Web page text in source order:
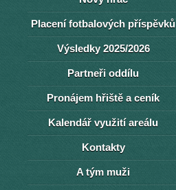
Placení fotbalových příspěvků
Výsledky 2025/2026
Partneři oddílu
Pronájem hřiště a ceník
Kalendář využití areálu
Kontakty
A tým muži